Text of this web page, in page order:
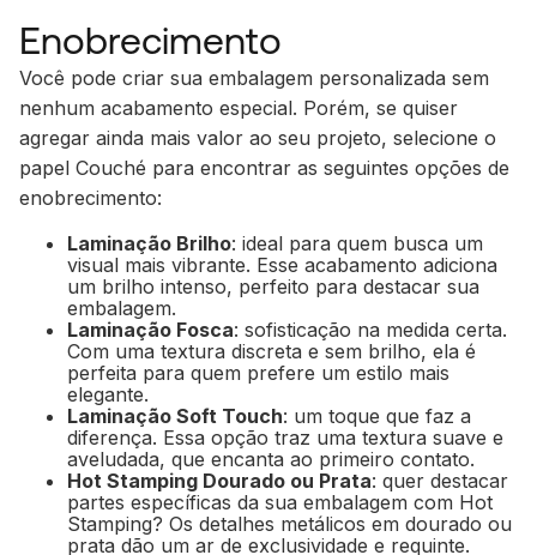
Enobrecimento
Você pode criar sua embalagem personalizada sem
nenhum acabamento especial. Porém, se quiser
agregar ainda mais valor ao seu projeto, selecione o
papel Couché para encontrar as seguintes opções de
enobrecimento:
Laminação Brilho: ideal para quem busca um
visual mais vibrante. Esse acabamento adiciona
um brilho intenso, perfeito para destacar sua
embalagem.
Laminação Fosca: sofisticação na medida certa.
Com uma textura discreta e sem brilho, ela é
perfeita para quem prefere um estilo mais
elegante.
Laminação Soft Touch: um toque que faz a
diferença. Essa opção traz uma textura suave e
aveludada, que encanta ao primeiro contato.
Hot Stamping Dourado ou Prata: quer destacar
partes específicas da sua embalagem com Hot
Stamping? Os detalhes metálicos em dourado ou
prata dão um ar de exclusividade e requinte.